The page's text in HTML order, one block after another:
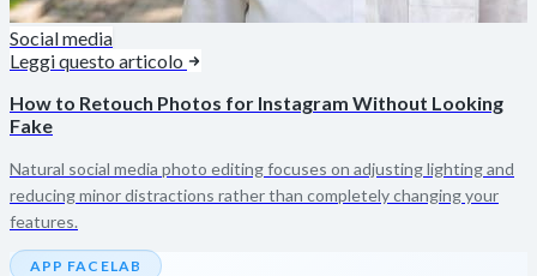
Social media
Leggi questo articolo
How to Retouch Photos for Instagram Without Looking
Fake
Natural social media photo editing focuses on adjusting lighting and
reducing minor distractions rather than completely changing your
features.
APP FACELAB